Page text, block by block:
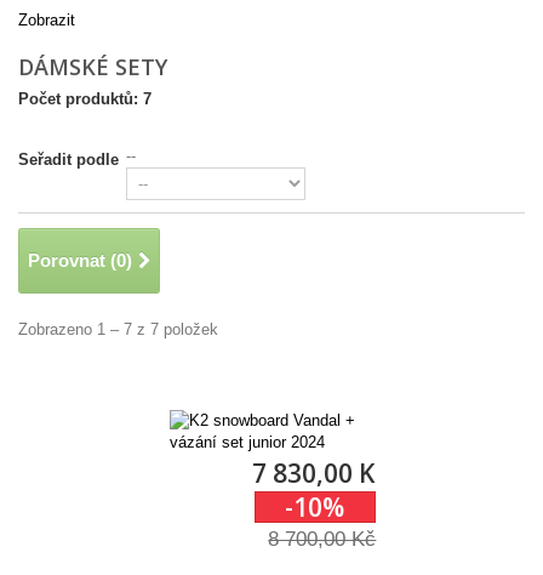
Zobrazit
DÁMSKÉ SETY
Počet produktů: 7
Seřadit podle --
Porovnat (0)
Zobrazeno 1 – 7 z 7 položek
7 830,00 Kč
-10%
8 700,00 Kč